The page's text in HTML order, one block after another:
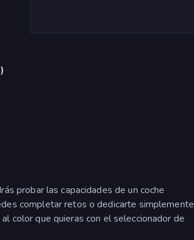
probar las capacidades de un coche
completar retos o dedicarte simplemente
color que quieras con el seleccionador de